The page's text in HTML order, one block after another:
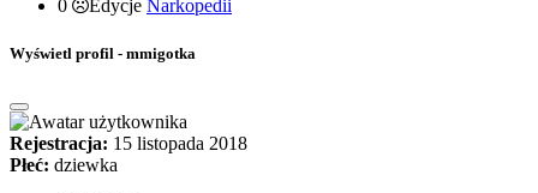
0
Edycje Narkopedii
Wyświetl profil - mmigotka
Rejestracja: 15 listopada 2018
Płeć: dziewka